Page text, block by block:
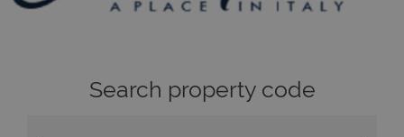
Search property code